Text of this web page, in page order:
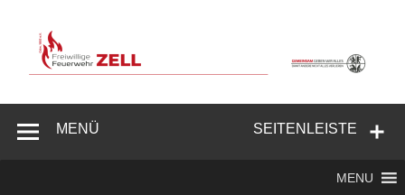
springen
Feuerwehr
SEITENLEISTE
MENÜ
MENU